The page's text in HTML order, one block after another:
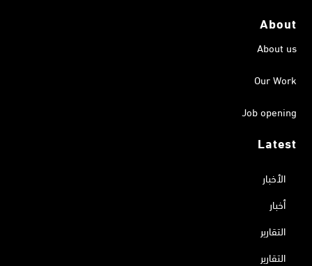
About
About us
Our Work
Job opening
Latest
الأخبار
أخبار
التقارير
التقارير